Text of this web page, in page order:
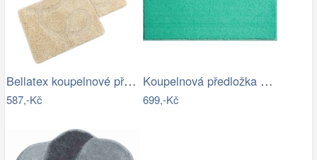
Bellatex koupelnové předložky…
587,-Kč
Koupelnová předložka ROMAN
699,-Kč